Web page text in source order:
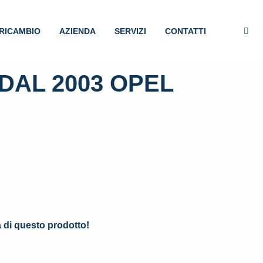
AZIENDA SERVIZI CONTATTI
2003 OPEL
di questo prodotto!